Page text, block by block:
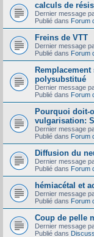
calculs de
Dernier message
Publié dans Forum
Freins de VTT
Dernier message
Publié dans Forum
polysubstitué
Dernier message
Publié dans Forum
Pourquoi doit-
vulgarisation:
Dernier message
Publié dans Forum
Diffusion du
Dernier message
Publié dans Forum
hémiacétal et
Dernier message
Publié dans Forum
Coup de pelle
Dernier message
Publié dans